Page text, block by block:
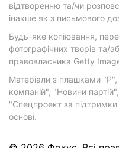
відтворенню та/чи
інакше як з письмового
Будь-яке копіювання,
фотографічних творів та/
правовласника Getty
Матеріали з плашками
компаній", "Новини
"Спецпроект за
основі.